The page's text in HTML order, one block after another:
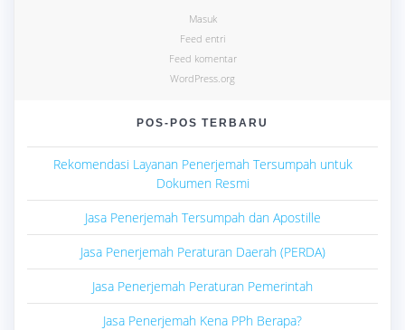
Masuk
Feed entri
Feed komentar
WordPress.org
POS-POS TERBARU
Rekomendasi Layanan Penerjemah Tersumpah untuk
Dokumen Resmi
Jasa Penerjemah Tersumpah dan Apostille
Jasa Penerjemah Peraturan Daerah (PERDA)
Jasa Penerjemah Peraturan Pemerintah
Jasa Penerjemah Kena PPh Berapa?